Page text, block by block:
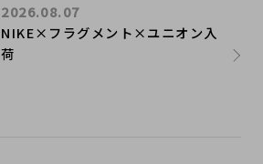
NIKE×フラグメント×ユニオン入
荷
2026.08.07